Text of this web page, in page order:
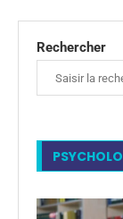
Rechercher